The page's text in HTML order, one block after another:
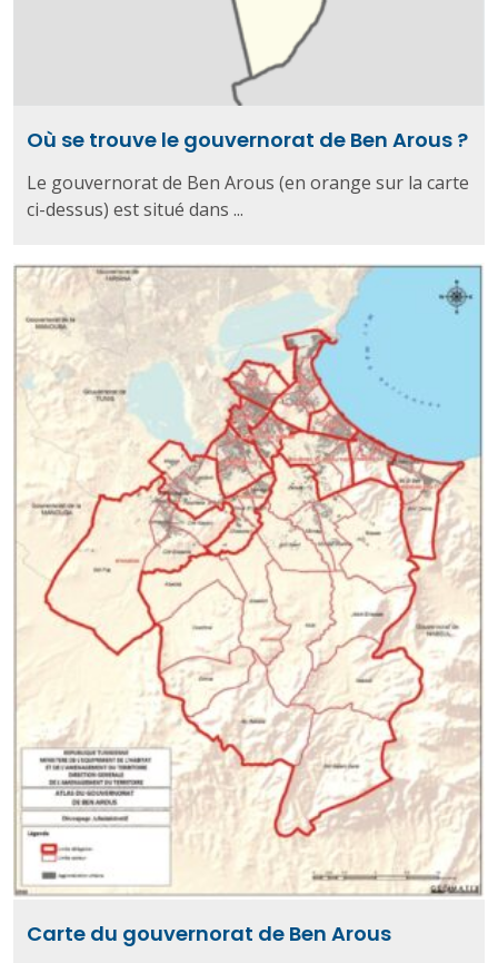
Où se trouve le gouvernorat de Ben Arous ?
Le gouvernorat de Ben Arous (en orange sur la carte
ci-dessus) est situé dans ...
Carte du gouvernorat de Ben Arous